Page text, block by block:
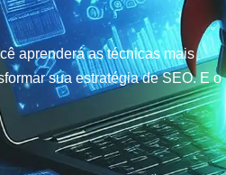
aprenderá as técnicas mais
sua estratégia de SEO. E o